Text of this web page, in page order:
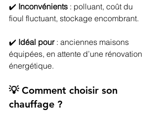
✔️ Inconvénients : polluant, coût du
fioul fluctuant, stockage encombrant.
✔️ Idéal pour : anciennes maisons
équipées, en attente d’une rénovation
énergétique.
💡 Comment choisir son
chauffage ?